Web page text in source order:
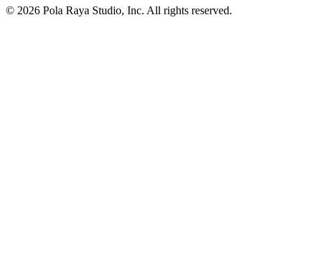
© 2026 Pola Raya Studio, Inc. All rights reserved.